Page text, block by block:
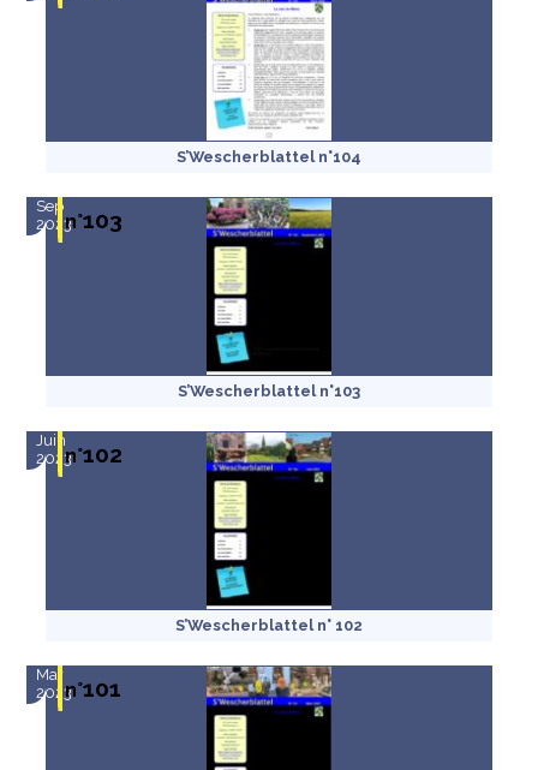
S’Wescherblattel n°104
Sep
2023n°103
S’Wescherblattel n°103
Juin
2023n°102
S’Wescherblattel n° 102
Mar
2023n°101